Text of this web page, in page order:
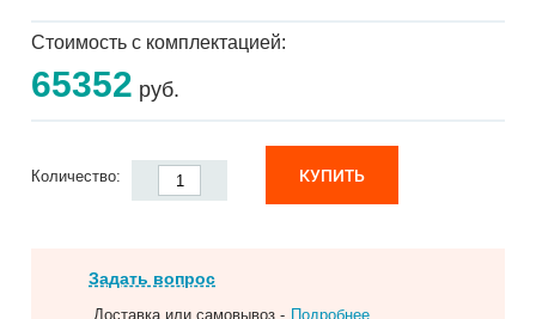
Стоимость с комплектацией:
65352 руб.
Количество: КУПИТЬ
Задать вопрос
Доставка или самовывоз - Подробнее